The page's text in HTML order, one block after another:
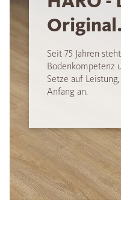
Original.
Seit 75 Jahren
Bodenkompetenz
Setze auf
Anfang an.